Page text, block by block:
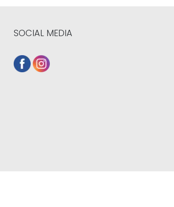
SOCIAL MEDIA